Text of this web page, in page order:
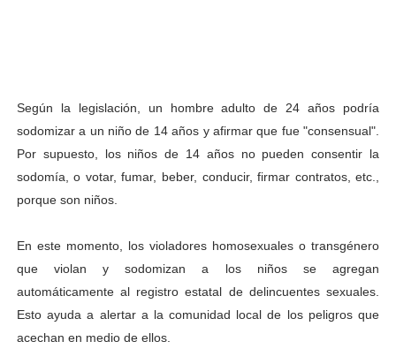
Según la legislación, un hombre adulto de 24 años podría
sodomizar a un niño de 14 años y afirmar que fue "consensual".
Por supuesto, los niños de 14 años no pueden consentir la
sodomía, o votar, fumar, beber, conducir, firmar contratos, etc.,
porque son niños.
En este momento, los violadores homosexuales o transgénero
que violan y sodomizan a los niños se agregan
automáticamente al registro estatal de delincuentes sexuales.
Esto ayuda a alertar a la comunidad local de los peligros que
acechan en medio de ellos.